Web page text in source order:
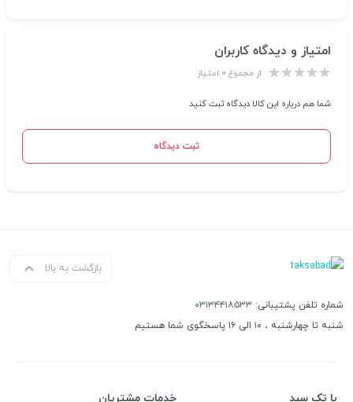
امتیاز و دیدگاه کاربران
از مجموع ۰ امتیاز
شما هم درباره این کالا دیدگاه ثبت کنید
ثبت دیدگاه
بازگشت به بالا
شماره تلفن پشتیبانی: ۰۳۱۳۴۴۱۸۵۳۳
شنبه تا چهارشنبه ، ۱۰ الی ۱۶ پاسخگوی شما هستیم
با تک سبد خدمات مشتریان